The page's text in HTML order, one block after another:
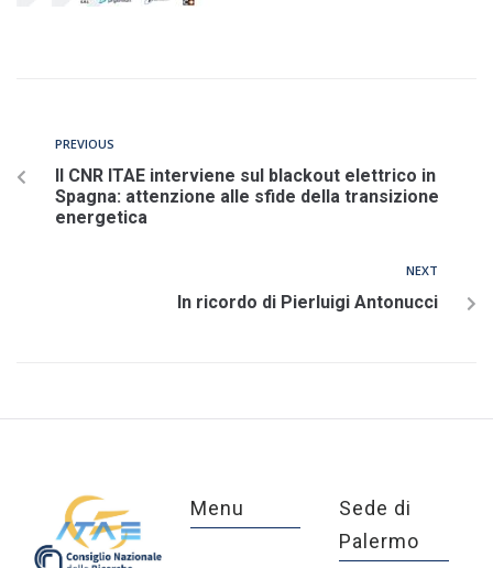
PREVIOUS
Il CNR ITAE interviene sul blackout elettrico in
Spagna: attenzione alle sfide della transizione
energetica
NEXT
In ricordo di Pierluigi Antonucci
Menu
Sede di
Palermo